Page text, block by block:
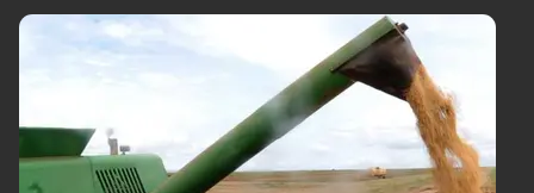
Agronegócios
Ciência &
Tecnologia
Cinema
Educação
Infraestrutura
Internacional
Meio Ambiente
Podcast
Política